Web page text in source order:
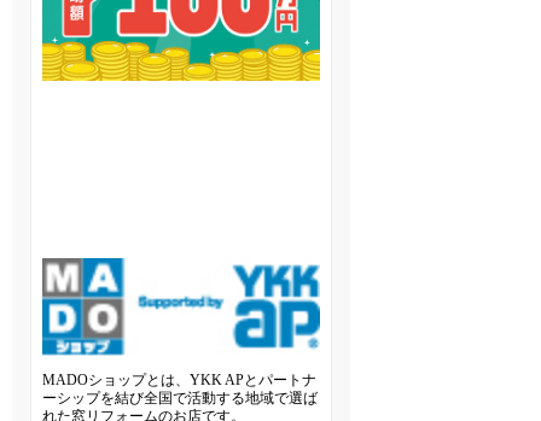
MADOショップとは、YKK APとパートナ
ーシップを結び全国で活動する地域で選ば
れた窓リフォームのお店です。